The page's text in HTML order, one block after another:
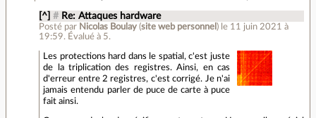
[^] # Re: Attaques hardware
Posté par Nicolas Boulay (site web personnel ) le 11 juin 2021 à
19:59. Évalué à 5.
Les protections hard dans le spatial, c'est juste
de la triplication des registres. Ainsi, en cas
d'erreur entre 2 registres, c'est corrigé. Je n'ai
jamais entendu parler de puce de carte à puce
fait ainsi.